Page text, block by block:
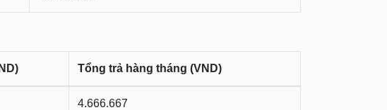
Tổng trả hàng tháng (VND)
4.666.667